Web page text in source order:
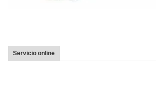
Servicio online